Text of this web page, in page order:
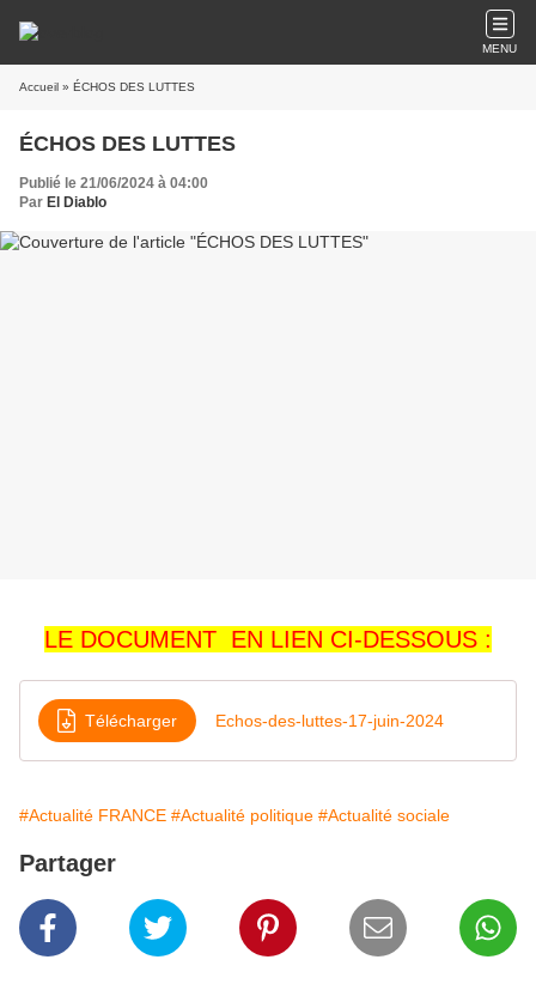
MENU
Accueil » ÉCHOS DES LUTTES
ÉCHOS DES LUTTES
Publié le 21/06/2024 à 04:00
Par El Diablo
LE DOCUMENT EN LIEN CI-DESSOUS :
Télécharger Echos-des-luttes-17-juin-2024
#Actualité FRANCE #Actualité politique #Actualité sociale
Partager